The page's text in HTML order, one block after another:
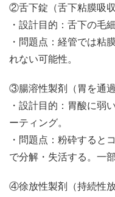
②舌下錠（舌下粘膜吸収
・設計目的：舌下の毛
・問題点：経管では粘
れない可能性。
③腸溶性製剤（胃を通
・設計目的：胃酸に弱
ーティング。
・問題点：粉砕すると
で分解・失活する。一
④徐放性製剤（持続性放